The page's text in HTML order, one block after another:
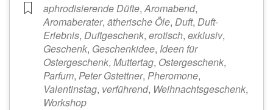
aphrodisierende Düfte,Aromabend,
Aromaberater, ätherische Öle, Duft, Duft-
Erlebnis, Duftgeschenk, erotisch, exklusiv,
Geschenk, Geschenkidee, Ideen für
Ostergeschenk, Muttertag, Ostergeschenk,
Parfum, Peter Gstettner, Pheromone,
Valentinstag, verführend, Weihnachtsgeschenk,
Workshop